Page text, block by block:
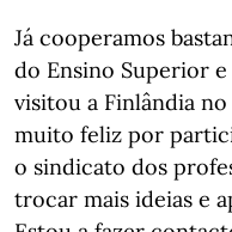
Já cooperamos
do Ensino Superior
visitou a Finlândia
muito feliz por
o sindicato dos
trocar mais ideias e